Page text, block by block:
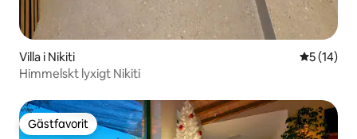
Villa i Nikiti 5 av 5 i
5 (14)
Himmelskt lyxigt Nikiti
Gästfavorit
Gästfavorit